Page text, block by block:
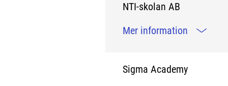
NTI-skolan AB
Mer information
Sigma Academy